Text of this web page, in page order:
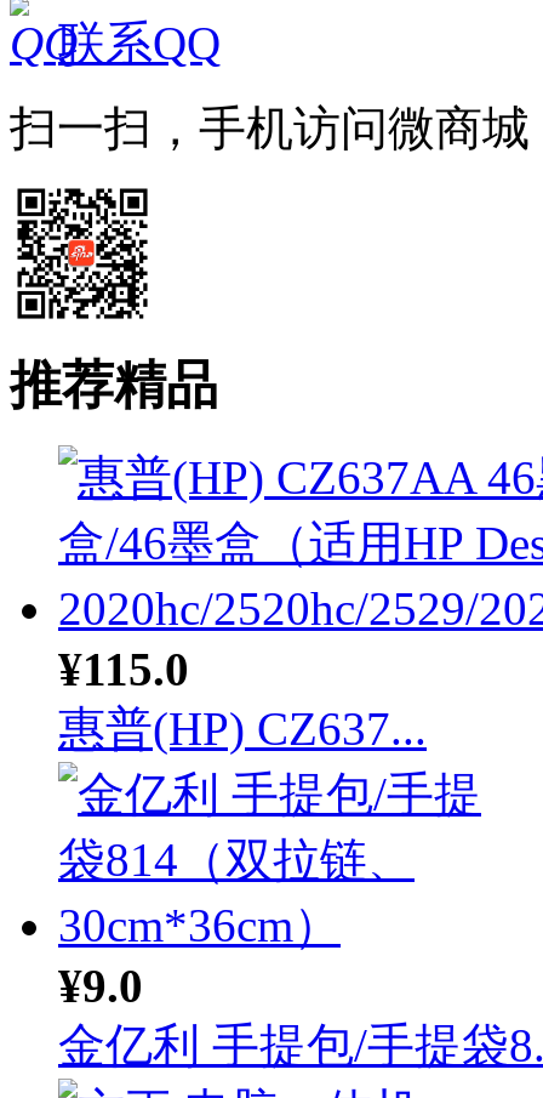
联系QQ
扫一扫，手机访问微商城
推荐精品
¥115.0
惠普(HP) CZ637...
¥9.0
金亿利 手提包/手提袋